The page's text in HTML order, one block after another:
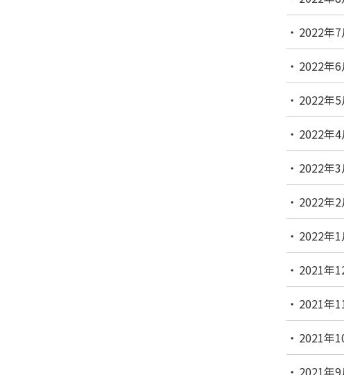
2022年7
2022年6
2022年5
2022年4
2022年3
2022年2
2022年1
2021年
2021年
2021年
2021年9